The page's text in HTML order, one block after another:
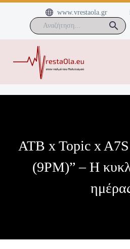

 www.vrestaola.gr
ATB x Topic x
(9PM)” – Η